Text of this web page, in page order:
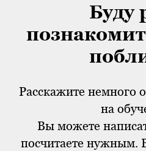
Буду
Расскажите немного
на
Вы можете
посчитаете нужным.